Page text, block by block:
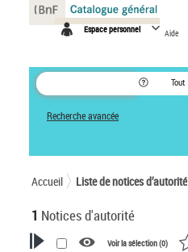
Espace personnel Aide
Tout
Recherche avancée
Accueil Liste de notices d’autorité
1 Notices d'autorité
Voir la sélection (0)
Panneau de gestion des cookies